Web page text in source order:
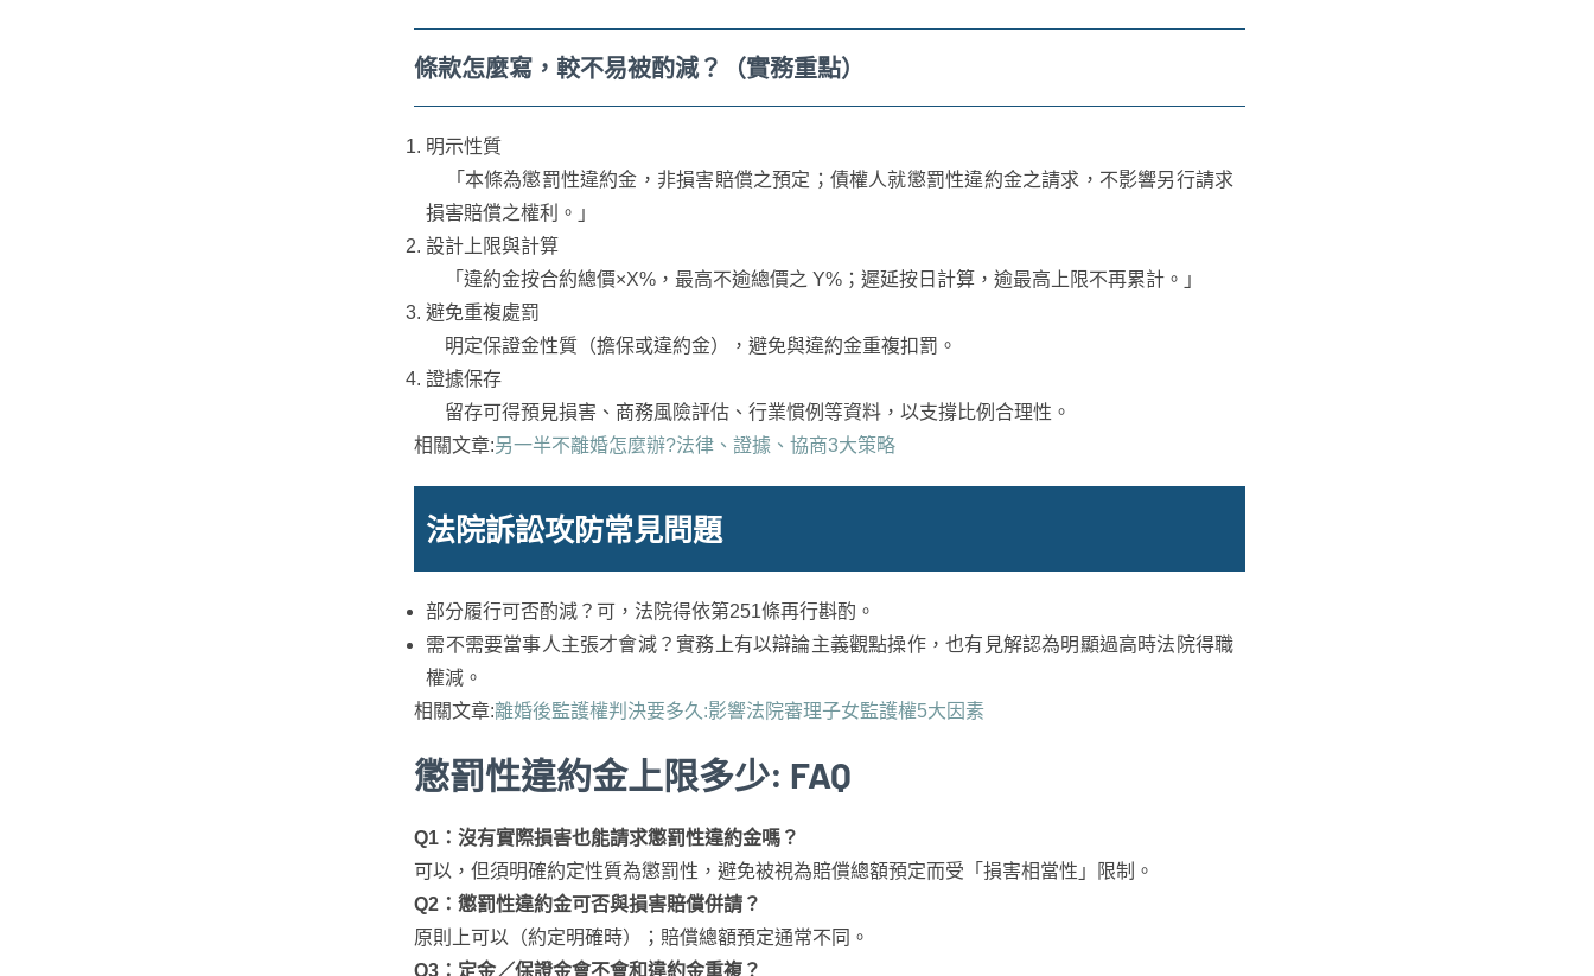
條款怎麼寫，較不易被酌減？（實務重點）
明示性質
「本條為懲罰性違約金，非損害賠償之預定；債權人就懲罰性違約金之請求，不影響另行請求
損害賠償之權利。」
設計上限與計算
「違約金按合約總價×X%，最高不逾總價之 Y%；遲延按日計算，逾最高上限不再累計。」
避免重複處罰
明定保證金性質（擔保或違約金），避免與違約金重複扣罰。
證據保存
留存可得預見損害、商務風險評估、行業慣例等資料，以支撐比例合理性。
相關文章:另一半不離婚怎麼辦?法律、證據、協商3大策略
法院訴訟攻防常見問題
部分履行可否酌減？可，法院得依第251條再行斟酌。
需不需要當事人主張才會減？實務上有以辯論主義觀點操作，也有見解認為明顯過高時法院得職
權減。
相關文章:離婚後監護權判決要多久:影響法院審理子女監護權5大因素
懲罰性違約金上限多少: FAQ
Q1：沒有實際損害也能請求懲罰性違約金嗎？
可以，但須明確約定性質為懲罰性，避免被視為賠償總額預定而受「損害相當性」限制。
Q2：懲罰性違約金可否與損害賠償併請？
原則上可以（約定明確時）；賠償總額預定通常不同。
Q3：定金／保證金會不會和違約金重複？